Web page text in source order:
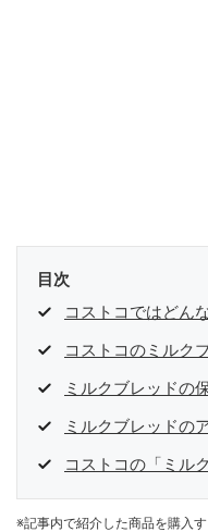
目次
コストコではどん
コストコのミルク
ミルクブレッドの
ミルクブレッドの
コストコの「ミル
※記事内で紹介した商品を購入